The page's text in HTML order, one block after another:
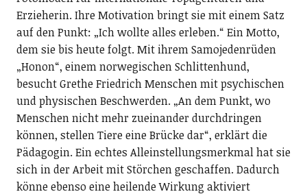
Erzieherin. Ihre Motivation bringt sie mit einem Satz
auf den Punkt: „Ich wollte alles erleben.“ Ein Motto,
dem sie bis heute folgt. Mit ihrem Samojedenrüden
„Honon“, einem norwegischen Schlittenhund,
besucht Grethe Friedrich Menschen mit psychischen
und physischen Beschwerden. „An dem Punkt, wo
Menschen nicht mehr zueinander durchdringen
können, stellen Tiere eine Brücke dar“, erklärt die
Pädagogin. Ein echtes Alleinstellungsmerkmal hat sie
sich in der Arbeit mit Störchen geschaffen. Dadurch
könne ebenso eine heilende Wirkung aktiviert